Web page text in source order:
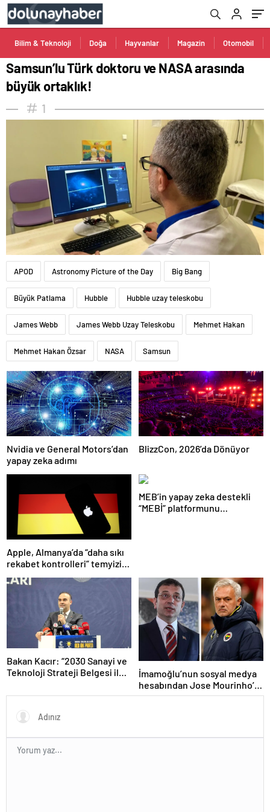
Bilim & Teknoloji Doğa Hayvanlar Magazin Otomobil
Samsun’lu Türk doktoru ve NASA arasında
büyük ortaklık!
1
APOD Astronomy Picture of the Day Big Bang
Büyük Patlama Hubble Hubble uzay teleskobu
James Webb James Webb Uzay Teleskobu Mehmet Hakan
Mehmet Hakan Özsar NASA Samsun
Nvidia ve General Motors’dan
yapay zeka adımı
BlizzCon, 2026’da Dönüyor
Apple, Almanya’da “daha sıkı
rekabet kontrolleri” temyizini
kaybetti
MEB’in yapay zeka destekli
“MEBİ” platformunu
Bakan Kacır: “2030 Sanayi ve
Teknoloji Strateji Belgesi ile
devreye alınacak”
İmamoğlu’nun sosyal medya
hesabından Jose Mourinho’lu
paylaşım